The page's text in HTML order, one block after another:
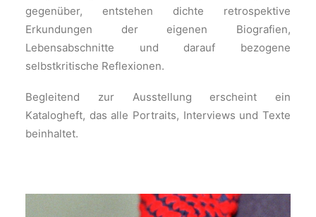
gegenüber, entstehen dichte retrospektive
Erkundungen der eigenen Biografien,
Lebensabschnitte und darauf bezogene
selbstkritische Reflexionen.
Begleitend zur Ausstellung erscheint ein
Katalogheft, das alle Portraits, Interviews und Texte
beinhaltet.